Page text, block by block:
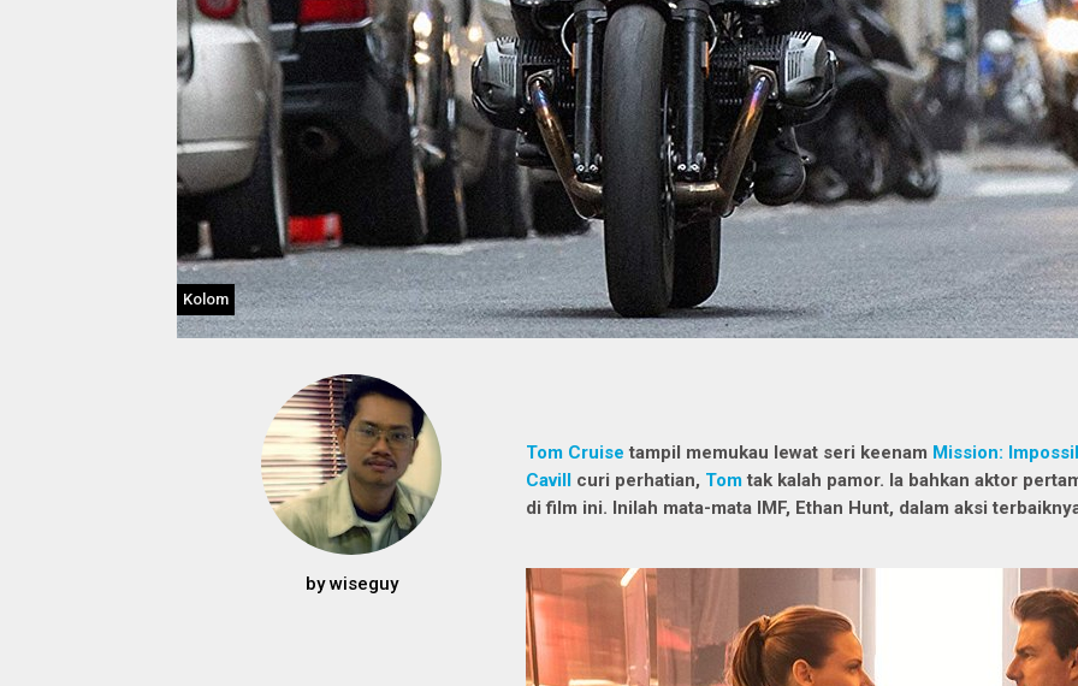
Kolom
bywiseguy
Tom Cruise tampil memukau lewat seri keenam Mission:
Cavill curi perhatian, Tom tak kalah pamor. Ia bahkan aktor
di film ini. Inilah mata-mata IMF, Ethan Hunt, dalam aksi